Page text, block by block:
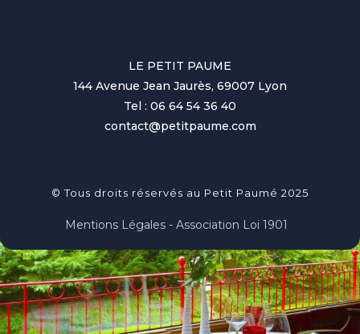
LE PETIT PAUME
144 Avenue Jean Jaurès, 69007 Lyon
Tel : 06 64 54 36 40
contact@petitpaume.com
© Tous droits réservés au Petit Paumé 2025
Mentions Légales - Association Loi 1901